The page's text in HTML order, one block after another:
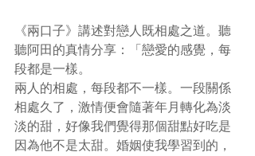
《兩口子》講述對戀人既相處之道。聽
聽阿田的真情分享：「戀愛的感覺，每
段都是一樣。
兩人的相處，每段都不一樣。一段關係
相處久了，激情便會隨著年月轉化為淡
淡的甜，好像我們覺得那個甜點好吃是
因為他不是太甜。婚姻使我學習到的，